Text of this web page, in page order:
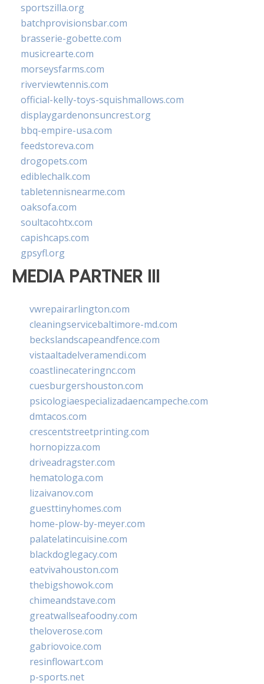
sportszilla.org
batchprovisionsbar.com
brasserie-gobette.com
musicrearte.com
morseysfarms.com
riverviewtennis.com
official-kelly-toys-squishmallows.com
displaygardenonsuncrest.org
bbq-empire-usa.com
feedstoreva.com
drogopets.com
ediblechalk.com
tabletennisnearme.com
oaksofa.com
soultacohtx.com
capishcaps.com
gpsyfl.org
MEDIA PARTNER III
vwrepairarlington.com
cleaningservicebaltimore-md.com
beckslandscapeandfence.com
vistaaltadelveramendi.com
coastlinecateringnc.com
cuesburgershouston.com
psicologiaespecializadaencampeche.com
dmtacos.com
crescentstreetprinting.com
hornopizza.com
driveadragster.com
hematologa.com
lizaivanov.com
guesttinyhomes.com
home-plow-by-meyer.com
palatelatincuisine.com
blackdoglegacy.com
eatvivahouston.com
thebigshowok.com
chimeandstave.com
greatwallseafoodny.com
theloverose.com
gabriovoice.com
resinflowart.com
p-sports.net